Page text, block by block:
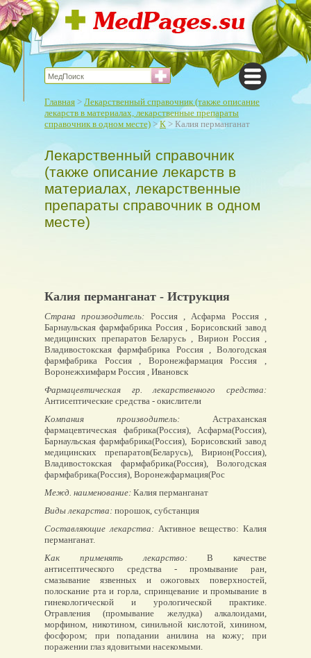
Главная > Лекарственный справочник (также описание
лекарств в материалах, лекарственные препараты
справочник в одном месте) >К > Калия перманганат
Лекарственный справочник
(также описание лекарств в
материалах, лекарственные
препараты справочник в одном
месте)
Калия перманганат - Иструкция
Страна производитель: Россия , Асфарма Россия ,
Барнаульская фармфабрика Россия , Борисовский завод
медицинских препаратов Беларусь , Вирион Россия ,
Владивостокская фармфабрика Россия , Вологодская
фармфабрика Россия , Воронежфармация Россия ,
Воронежхимфарм Россия , Ивановск
Фармацевтическая гр. лекарственного средства:
Антисептические средства - окислители
Компания производитель: Астраханская
фармацевтическая фабрика(Россия), Асфарма(Россия),
Барнаульская фармфабрика(Россия), Борисовский завод
медицинских препаратов(Беларусь), Вирион(Россия),
Владивостокская фармфабрика(Россия), Вологодская
фармфабрика(Россия), Воронежфармация(Рос
Межд. наименование: Калия перманганат
Виды лекарства: порошок, субстанция
Составляющие лекарства:Активное вещество: Калия
перманганат.
Как применять лекарство:В качестве
антисептического средства - промывание ран,
смазывание язвенных и ожоговых поверхностей,
полоскание рта и горла, спринцевание и промывание в
гинекологической и урологической практике.
Отравления (промывание желудка) алкалоидами,
морфином, никотином, синильной кислотой, хинином,
фосфором; при попадании анилина на кожу; при
поражении глаз ядовитыми насекомыми.